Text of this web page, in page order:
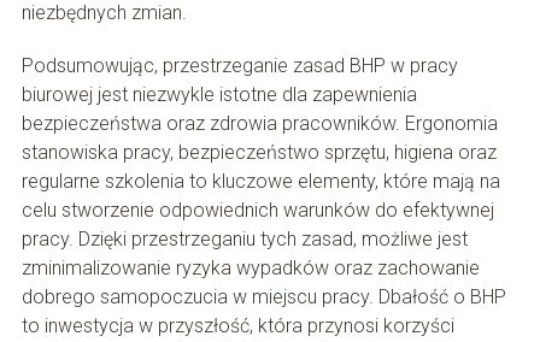
niezbędnych zmian.
Podsumowując, przestrzeganie zasad BHP w pracy
biurowej jest niezwykle istotne dla zapewnienia
bezpieczeństwa oraz zdrowia pracowników. Ergonomia
stanowiska pracy, bezpieczeństwo sprzętu, higiena oraz
regularne szkolenia to kluczowe elementy, które mają na
celu stworzenie odpowiednich warunków do efektywnej
pracy. Dzięki przestrzeganiu tych zasad, możliwe jest
zminimalizowanie ryzyka wypadków oraz zachowanie
dobrego samopoczucia w miejscu pracy. Dbałość o BHP
to inwestycja w przyszłość, która przynosi korzyści